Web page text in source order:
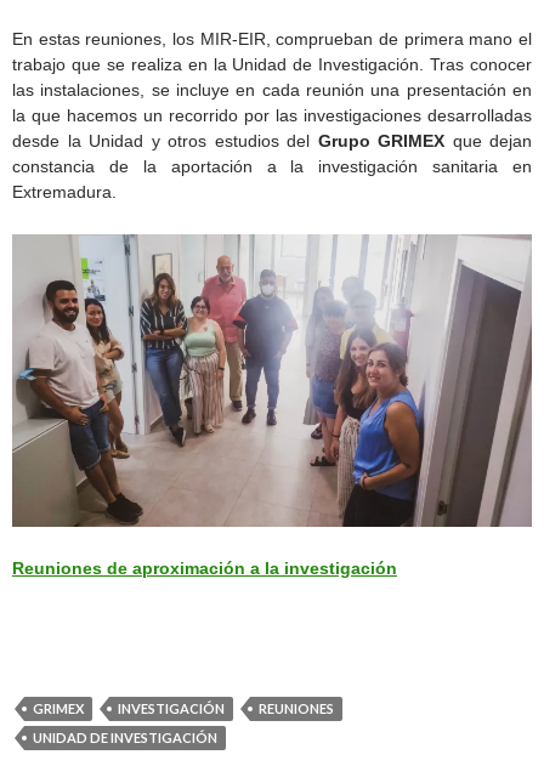
En estas reuniones, los MIR-EIR, comprueban de primera mano el
trabajo que se realiza en la Unidad de Investigación. Tras conocer
las instalaciones, se incluye en cada reunión una presentación en
la que hacemos un recorrido por las investigaciones desarrolladas
desde la Unidad y otros estudios del Grupo GRIMEX que dejan
constancia de la aportación a la investigación sanitaria en
Extremadura.
Reuniones de aproximación a la investigación
GRIMEX INVESTIGACIÓN
REUNIONES
UNIDAD DE INVESTIGACIÓN